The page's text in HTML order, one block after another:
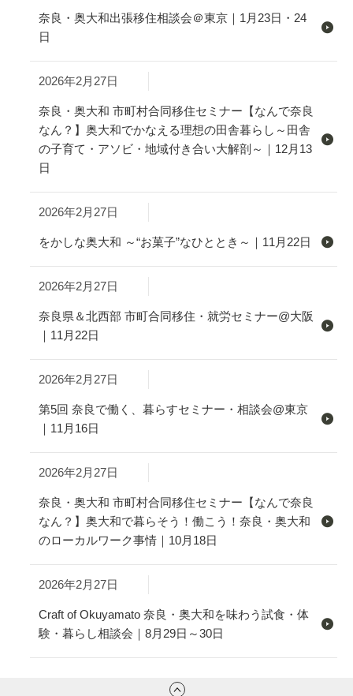
奈良・奥大和出張移住相談会＠東京｜1月23日・24
日
2026年2月27日
奈良・奥大和 市町村合同移住セミナー【なんで奈良
なん？】奥大和でかなえる理想の田舎暮らし～田舎
の子育て・アソビ・地域付き合い大解剖～｜12月13
日
2026年2月27日
をかしな奥大和 ～“お菓子”なひととき～｜11月22日
2026年2月27日
奈良県＆北西部 市町合同移住・就労セミナー@大阪
｜11月22日
2026年2月27日
第5回 奈良で働く、暮らすセミナー・相談会@東京
｜11月16日
2026年2月27日
奈良・奥大和 市町村合同移住セミナー【なんで奈良
なん？】奥大和で暮らそう！働こう！奈良・奥大和
のローカルワーク事情｜10月18日
2026年2月27日
Craft of Okuyamato 奈良・奥大和を味わう試食・体
験・暮らし相談会｜8月29日～30日